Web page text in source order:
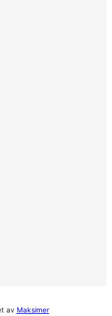
av Maksimer